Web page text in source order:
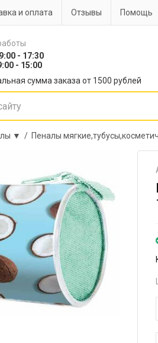
и оплата Отзывы Помощь
- 17:30
- 15:00
сумма заказа от 1500 рублей
▼ / Пеналы